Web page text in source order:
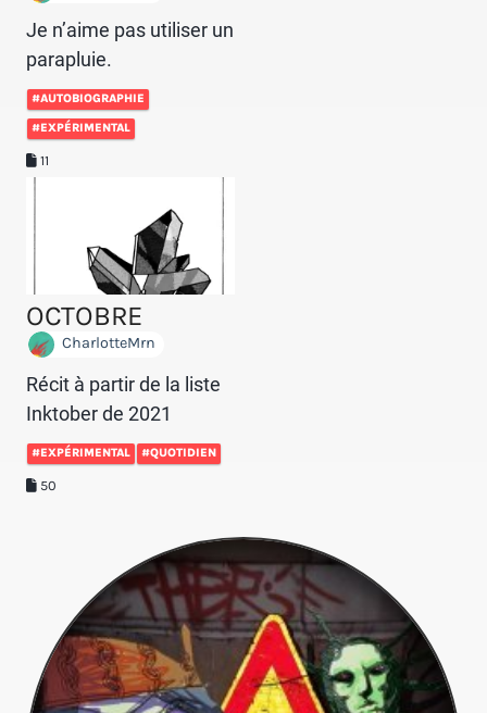
Je n’aime pas utiliser un
parapluie.
#AUTOBIOGRAPHIE
#EXPÉRIMENTAL
11
OCTOBRE
CharlotteMrn
Récit à partir de la liste
Inktober de 2021
#EXPÉRIMENTAL #QUOTIDIEN
50